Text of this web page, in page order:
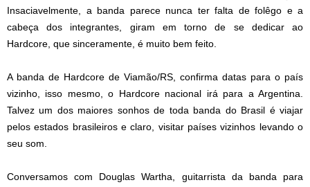
Insaciavelmente, a banda parece nunca ter falta de folêgo e a
cabeça dos integrantes, giram em torno de se dedicar ao
Hardcore, que sinceramente, é muito bem feito.
A banda de Hardcore de Viamão/RS, confirma datas para o país
vizinho, isso mesmo, o Hardcore nacional irá para a Argentina.
Talvez um dos maiores sonhos de toda banda do Brasil é viajar
pelos estados brasileiros e claro, visitar países vizinhos levando o
seu som.
Conversamos com Douglas Wartha, guitarrista da banda para